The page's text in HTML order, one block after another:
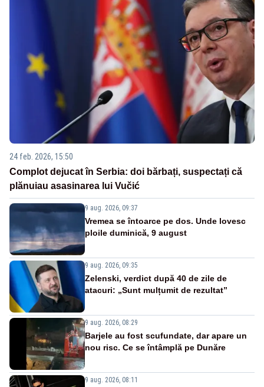
24 feb. 2026, 15:50
Complot dejucat în Serbia: doi bărbați, suspectați că
plănuiau asasinarea lui Vučić
9 aug. 2026, 09:37
Vremea se întoarce pe dos. Unde lovesc
ploile duminică, 9 august
9 aug. 2026, 09:35
Zelenski, verdict după 40 de zile de
atacuri: „Sunt mulțumit de rezultat”
9 aug. 2026, 08:29
Barjele au fost scufundate, dar apare un
nou risc. Ce se întâmplă pe Dunăre
9 aug. 2026, 08:11